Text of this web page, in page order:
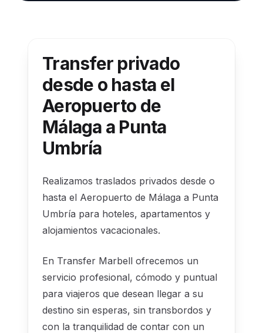
Transfer privado
desde o hasta el
Aeropuerto de
Málaga a Punta
Umbría
Realizamos traslados privados desde o
hasta el Aeropuerto de Málaga a Punta
Umbría para hoteles, apartamentos y
alojamientos vacacionales.
En Transfer Marbell ofrecemos un
servicio profesional, cómodo y puntual
para viajeros que desean llegar a su
destino sin esperas, sin transbordos y
con la tranquilidad de contar con un